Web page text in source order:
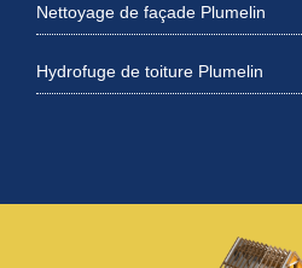
Nettoyage de façade Plumelin
Hydrofuge de toiture Plumelin